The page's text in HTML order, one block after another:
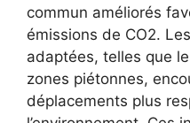
commun améliorés
émissions de CO2.
adaptées, telles que
zones piétonnes,
déplacements plus